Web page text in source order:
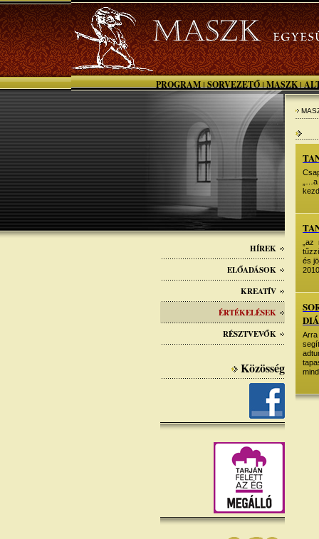
PROGRAM | SORVEZETŐ | MASZK |
HÍREK
ELŐADÁSOK
KREATÍV
ÉRTÉKELÉSEK
RÉSZTVEVŐK
Közösség
és